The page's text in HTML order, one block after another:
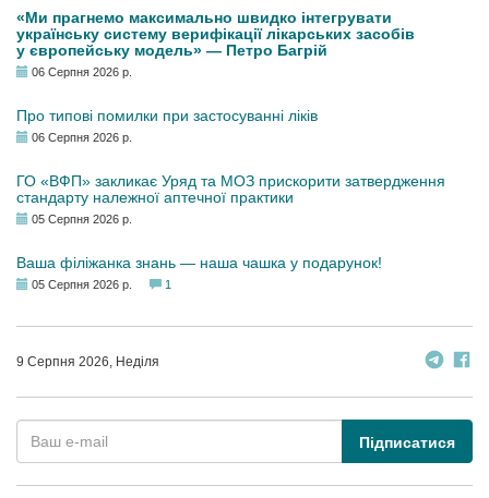
«Ми прагнемо максимально швидко інтегрувати
українську систему верифікації лікарських засобів
у європейську модель» — Петро Багрій
06 Серпня 2026 р.
Про типові помилки при застосуванні ліків
06 Серпня 2026 р.
ГО «ВФП» закликає Уряд та МОЗ прискорити затвердження
стандарту належної аптечної практики
05 Серпня 2026 р.
Ваша філіжанка знань — наша чашка у подарунок!
05 Серпня 2026 р. 1
9 Серпня 2026, Неділя
Підписатися